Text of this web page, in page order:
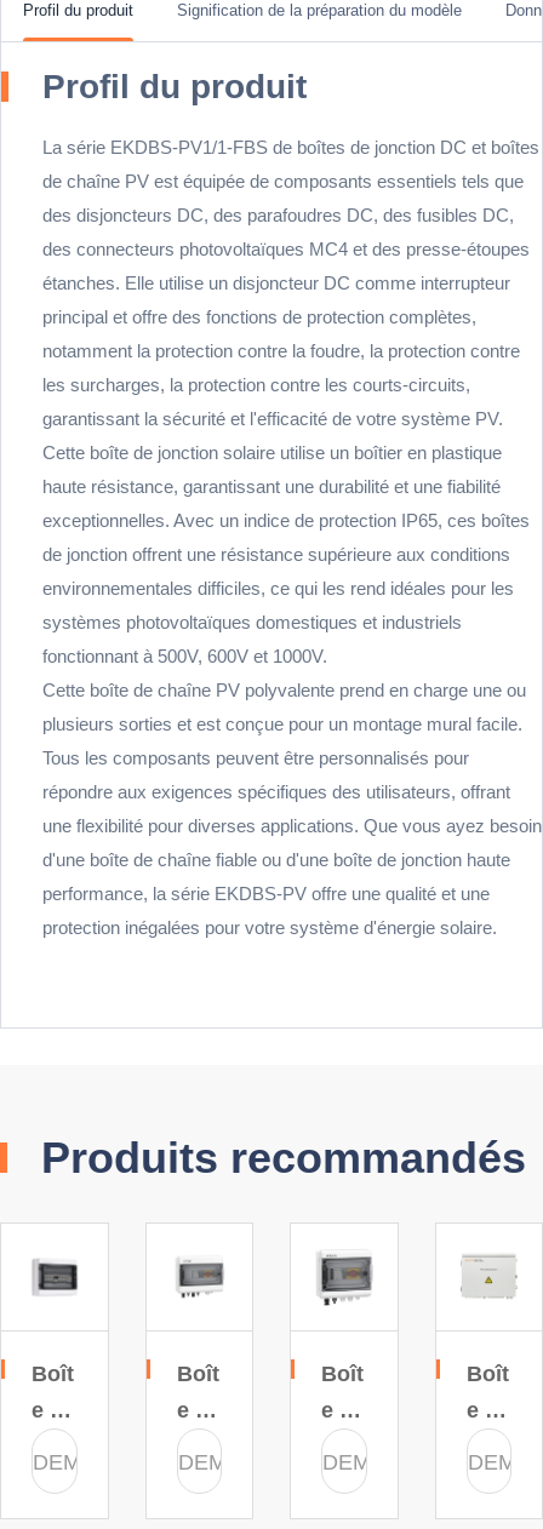
Profil du produit Signification de la préparation du modèle
Profil du produit
La série EKDBS-PV1/1-FBS de boîtes de jonction DC et boîtes
de chaîne PV est équipée de composants essentiels tels que
des disjoncteurs DC, des parafoudres DC, des fusibles DC,
des connecteurs photovoltaïques MC4 et des presse-étoupes
étanches. Elle utilise un disjoncteur DC comme interrupteur
principal et offre des fonctions de protection complètes,
notamment la protection contre la foudre, la protection contre
les surcharges, la protection contre les courts-circuits,
garantissant la sécurité et l'efficacité de votre système PV.
Cette boîte de jonction solaire utilise un boîtier en plastique
haute résistance, garantissant une durabilité et une fiabilité
exceptionnelles. Avec un indice de protection IP65, ces boîtes
de jonction offrent une résistance supérieure aux conditions
environnementales difficiles, ce qui les rend idéales pour les
systèmes photovoltaïques domestiques et industriels
fonctionnant à 500V, 600V et 1000V.
Cette boîte de chaîne PV polyvalente prend en charge une ou
plusieurs sorties et est conçue pour un montage mural facile.
Tous les composants peuvent être personnalisés pour
répondre aux exigences spécifiques des utilisateurs, offrant
une flexibilité pour diverses applications. Que vous ayez besoin
d'une boîte de chaîne fiable ou d'une boîte de jonction haute
performance, la série EKDBS-PV offre une qualité et une
protection inégalées pour votre système d'énergie solaire.
Produits recommandés
Boît
e de
Jon
ctio
n
DEMANDE
Boît
e de
Jon
ctio
n
DEMANDE
Boît
e de
Jon
ctio
n
DEMANDE
Boît
e de
Cha
îne
Sol